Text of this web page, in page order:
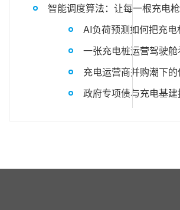
智能调度算法：让每一根充电
AI负荷预测如何把充
一张充电桩运营驾驶
充电运营商并购潮下
政府专项债与充电基